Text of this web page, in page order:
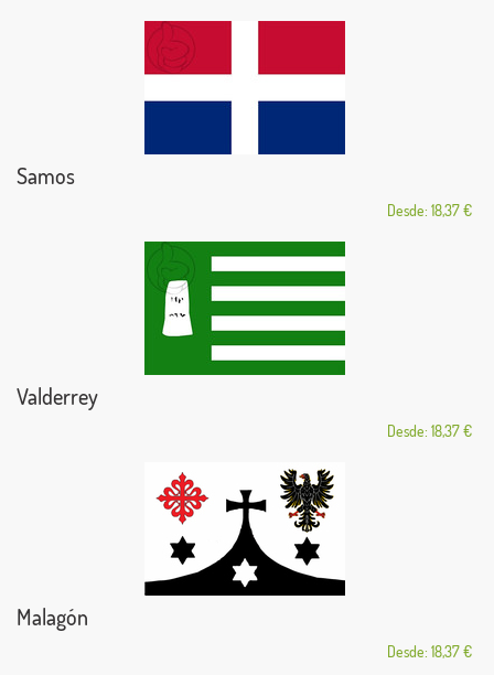
Samos
Desde: 18,37 €
Valderrey
Desde: 18,37 €
Malagón
Desde: 18,37 €